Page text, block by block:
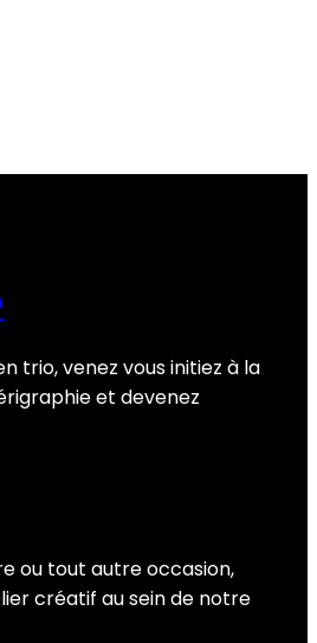
trio, venez vous initiez à la
et devenez
ou tout autre occasion,
créatif au sein de notre